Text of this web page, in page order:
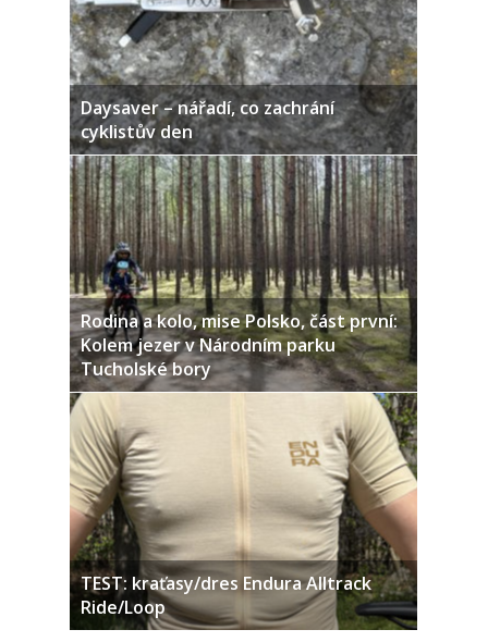
Daysaver – nářadí, co zachrání
cyklistův den
Rodina a kolo, mise Polsko, část první:
Kolem jezer v Národním parku
Tucholské bory
TEST: kraťasy/dres Endura Alltrack
Ride/Loop